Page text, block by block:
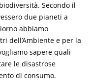
Secondo il
due pianeti a
abbiamo
dell’Ambiente e per la
sapere quali
le disastrose
di consumo.